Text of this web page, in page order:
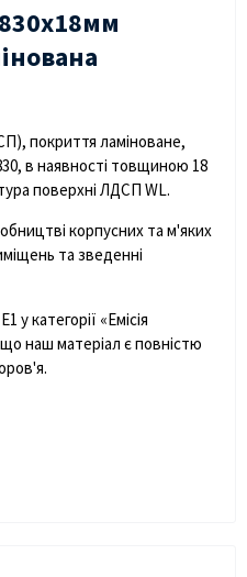
покриття ламіноване,
в наявності товщиною 18
поверхні ЛДСП WL.
корпусних та м'яких
та зведенні
у категорії «Емісія
наш матеріал є повністю